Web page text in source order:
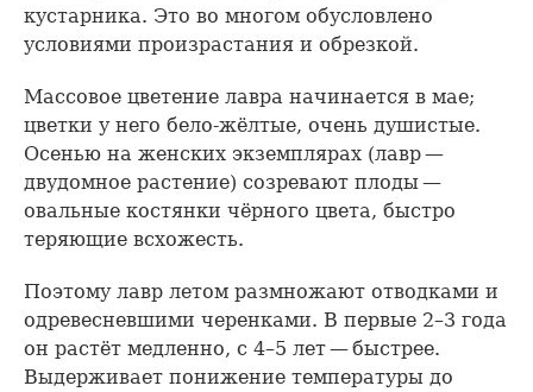
кустарника. Это во многом обусловлено
условиями произрастания и обрезкой.
Массовое цветение лавра начинается в мае;
цветки у него бело-жёлтые, очень душистые.
Осенью на женских экземплярах (лавр —
двудомное растение) созревают плоды —
овальные костянки чёрного цвета, быстро
теряющие всхожесть.
Поэтому лавр летом размножают отводками и
одревесневшими черенками. В первые 2–3 года
он растёт медленно, с 4–5 лет — быстрее.
Выдерживает понижение температуры до